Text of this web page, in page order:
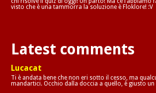
visto che è una tammorra la soluzione è Floklore! :V
Latest comments
Lucacat
Ti è andata bene che non eri sotto il cesso, ma
mandartici. Occhio dalla doccia a quello, è giusto un